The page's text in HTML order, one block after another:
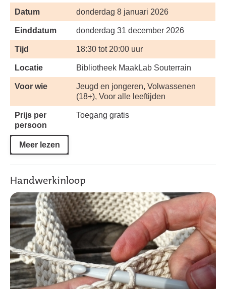
Datum
donderdag 8 januari 2026
Einddatum donderdag 31 december 2026
Tijd 18:30 tot 20:00 uur
Locatie Bibliotheek MaakLab Souterrain
Voor wie
Jeugd en jongeren, Volwassenen
(18+), Voor alle leeftijden
Prijs per
persoon
Toegang gratis
Meer lezen
Handwerkinloop